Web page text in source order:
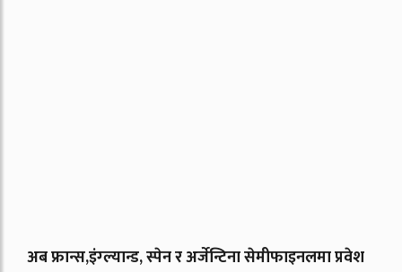
अब फ्रान्स,इंग्ल्यान्ड, स्पेन र अर्जेन्टिना सेमीफाइनलमा प्रवेश